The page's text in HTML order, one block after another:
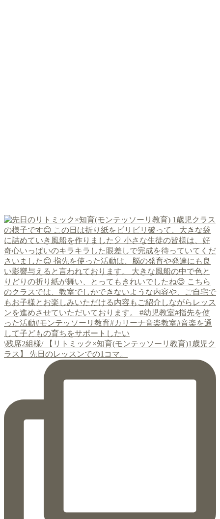
\残席2組様/ 【リトミック×知育(モンテッソーリ教育)1歳児ク
ラス】 先日のレッスンでの1コマ。